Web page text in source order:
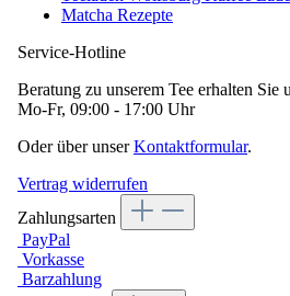
Matcha Rezepte
Service-Hotline
Beratung zu unserem Tee erhalten Sie
Mo-Fr, 09:00 - 17:00 Uhr
Oder über unserKontaktformular.
Vertrag widerrufen
Zahlungsarten
PayPal
Vorkasse
Barzahlung